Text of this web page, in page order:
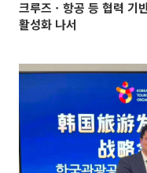
크루즈ㆍ항공 등 협력 기
활성화 나서